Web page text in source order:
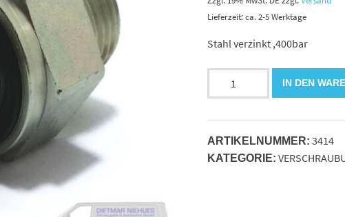
Lieferzeit: ca. 2-5 Werktage
Stahl verzinkt ,400bar
ED
gerade
Einschraubverschraubung.
IN DEN
ARTIKELNUMMER: 3414
KATEGORIE: